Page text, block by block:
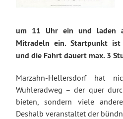
um 11 Uhr ein und laden
Mitradeln ein. Startpunkt ist
und die Fahrt dauert max. 3
Marzahn-Hellersdorf hat
Wuhleradweg – der quer
bieten, sondern viele
Deshalb veranstaltet der